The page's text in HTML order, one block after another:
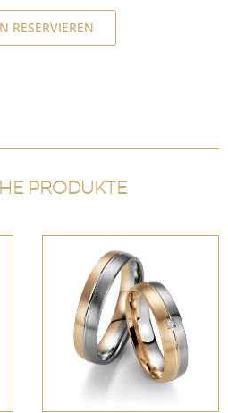
RESERVIEREN
PRODUKTE